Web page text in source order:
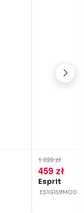
1 020 zł
459 zł
Esprit
ES1G159M0085